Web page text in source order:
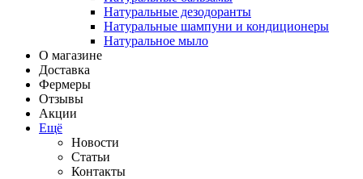
Натуральные дезодоранты
Натуральные шампуни и кондиционеры
Натуральное мыло
О магазине
Доставка
Фермеры
Отзывы
Акции
Ещё
Новости
Статьи
Контакты